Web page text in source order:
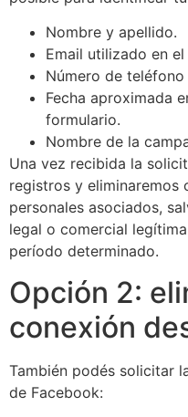
Nombre y apellido.
Email utilizado en
Número de
Fecha aproximada
formulario.
Nombre de la
Una vez recibida la
registros y eliminaremos
personales asociados,
legal o comercial
período determinado.
Opción 2:
conexión
También podés solicitar
de Facebook: